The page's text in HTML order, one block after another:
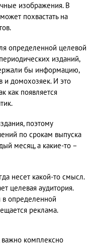
изображения. В
похвастать на
определенной целевой
изданий,
бы информацию,
и домохозяек. И это
как появляется
поэтому
по срокам выпуска
месяц, а какие-то –
несет какой-то смысл.
целевая аудитория.
определенной
реклама.
комплексно